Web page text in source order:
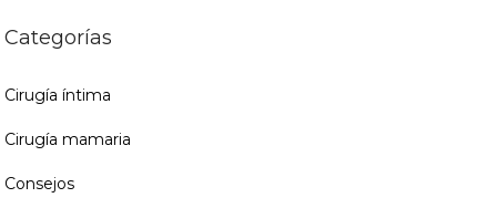
Categorías
Cirugía íntima
Cirugía mamaria
Consejos